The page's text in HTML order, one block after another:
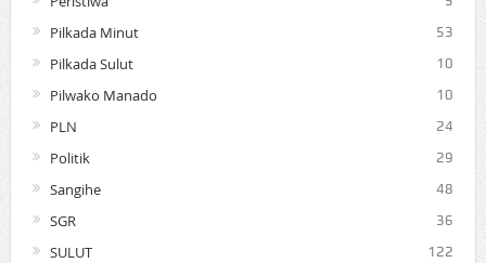
Pilkada Minut 53
Pilkada Sulut 10
Pilwako Manado 10
PLN 24
Politik 29
Sangihe 48
SGR 36
SULUT 122